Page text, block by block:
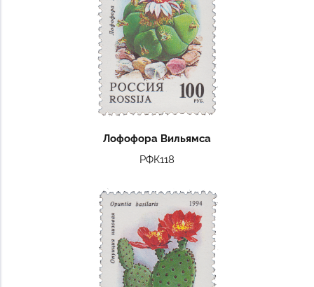
Лофофора Вильямса
РФК118